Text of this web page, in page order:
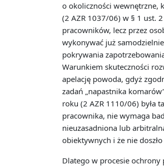
o okoliczności wewnętrzne,
(2 AZR 1037/06) w § 1 ust.
pracowników, lecz przez
wykonywać już
pokrywania
Warunkiem skuteczności
apelację powoda, gdyż
zadań „napastnika
roku (2 AZR 1110/06) była
pracownika, nie wymaga
nieuzasadniona lub
obiektywnych i że nie
Dlatego w procesie